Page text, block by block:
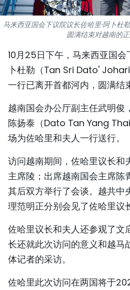
多功能媒体
图表新闻
图库
视频
人民报社简介
TIẾNG VIỆT
ENGLISH
FRANÇAIS
ESPAÑOL
马来西亚国会下议院议长佐哈里·阿卜杜
圆满结束对越南的正
10月25日下午，马来西亚国会
卜杜勒（Tan Sri Dato'
一行已离开首都河内，圆满结
越南国会办公厅副主任武明俊
陈扬泰（Dato Tan Yang
场为佐哈里和夫人一行送行。
访问越南期间，佐哈里议长和
主席陵；出席越南国会主席陈
其后双方举行了会谈。越共中
理范明正分别会见了佐哈里议
佐哈里议长和夫人还参观了文
长还就此次访问的意义和越马
体记者的采访。
佐哈里此次访问在两国将于